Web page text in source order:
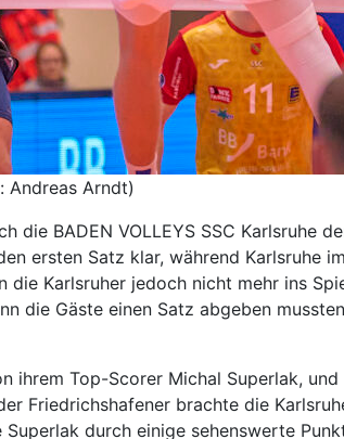
Andreas Arndt)
die BADEN VOLLEYS SSC Karlsruhe
ersten Satz klar, während Karlsruhe
Karlsruher jedoch nicht mehr ins
die Gäste einen Satz abgeben
ihrem Top-Scorer Michal Superlak,
Friedrichshafener brachte die
durch einige sehenswerte